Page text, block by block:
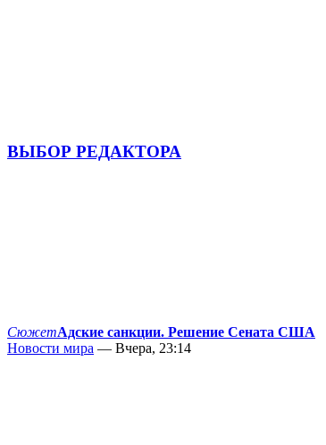
ВЫБОР РЕДАКТОРА
СюжетАдские санкции. Решение Сената США
Новости мира — Вчера, 23:14